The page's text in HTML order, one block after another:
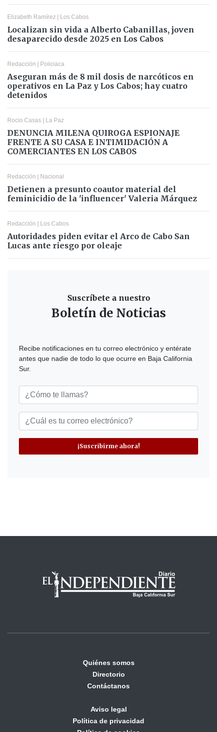
Elizabeth Ramírez Los Cabos
Localizan sin vida a Alberto Cabanillas, joven
desaparecido desde 2025 en Los Cabos
Redacción Policiaca
Aseguran más de 8 mil dosis de narcóticos en
operativos en La Paz y Los Cabos; hay cuatro
detenidos
Rocio Casas La Paz
DENUNCIA MILENA QUIROGA ESPIONAJE
FRENTE A SU CASA E INTIMIDACIÓN A
COMERCIANTES EN LOS CABOS
Redacción Nacional
Detienen a presunto coautor material del
feminicidio de la 'influencer' Valeria Márquez
Redacción Los Cabos
Autoridades piden evitar el Arco de Cabo San
Lucas ante riesgo por oleaje
Suscríbete a nuestro
Boletín de Noticias
Recibe notificaciones en tu correo electrónico y entérate
antes que nadie de todo lo que ocurre en Baja California
Sur.
¡Suscribirme ahora!
Quiénes somos
Directorio
Contáctanos
Aviso legal
Política de privacidad